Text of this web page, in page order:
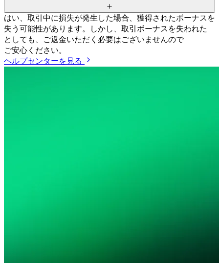
はい、 取引中に損失が発生した場合、 獲得されたボーナスを
失う 可能性があります。 しかし、 取引ボーナスを失われた
としても、 ご返金いただく 必要はございませんので
ご安心ください。
ヘルプセンターを見る